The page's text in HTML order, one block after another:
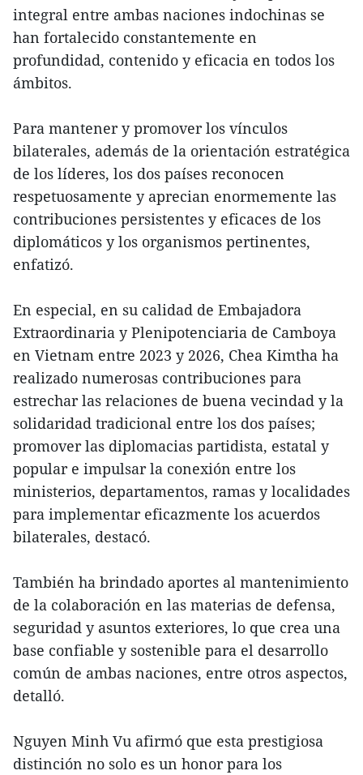
integral entre ambas naciones indochinas se
han fortalecido constantemente en
profundidad, contenido y eficacia en todos los
ámbitos.
Para mantener y promover los vínculos
bilaterales, además de la orientación estratégica
de los líderes, los dos países reconocen
respetuosamente y aprecian enormemente las
contribuciones persistentes y eficaces de los
diplomáticos y los organismos pertinentes,
enfatizó.
En especial, en su calidad de Embajadora
Extraordinaria y Plenipotenciaria de Camboya
en Vietnam entre 2023 y 2026, Chea Kimtha ha
realizado numerosas contribuciones para
estrechar las relaciones de buena vecindad y la
solidaridad tradicional entre los dos países;
promover las diplomacias partidista, estatal y
popular e impulsar la conexión entre los
ministerios, departamentos, ramas y localidades
para implementar eficazmente los acuerdos
bilaterales, destacó.
También ha brindado aportes al mantenimiento
de la colaboración en las materias de defensa,
seguridad y asuntos exteriores, lo que crea una
base confiable y sostenible para el desarrollo
común de ambas naciones, entre otros aspectos,
detalló.
Nguyen Minh Vu afirmó que esta prestigiosa
distinción no solo es un honor para los